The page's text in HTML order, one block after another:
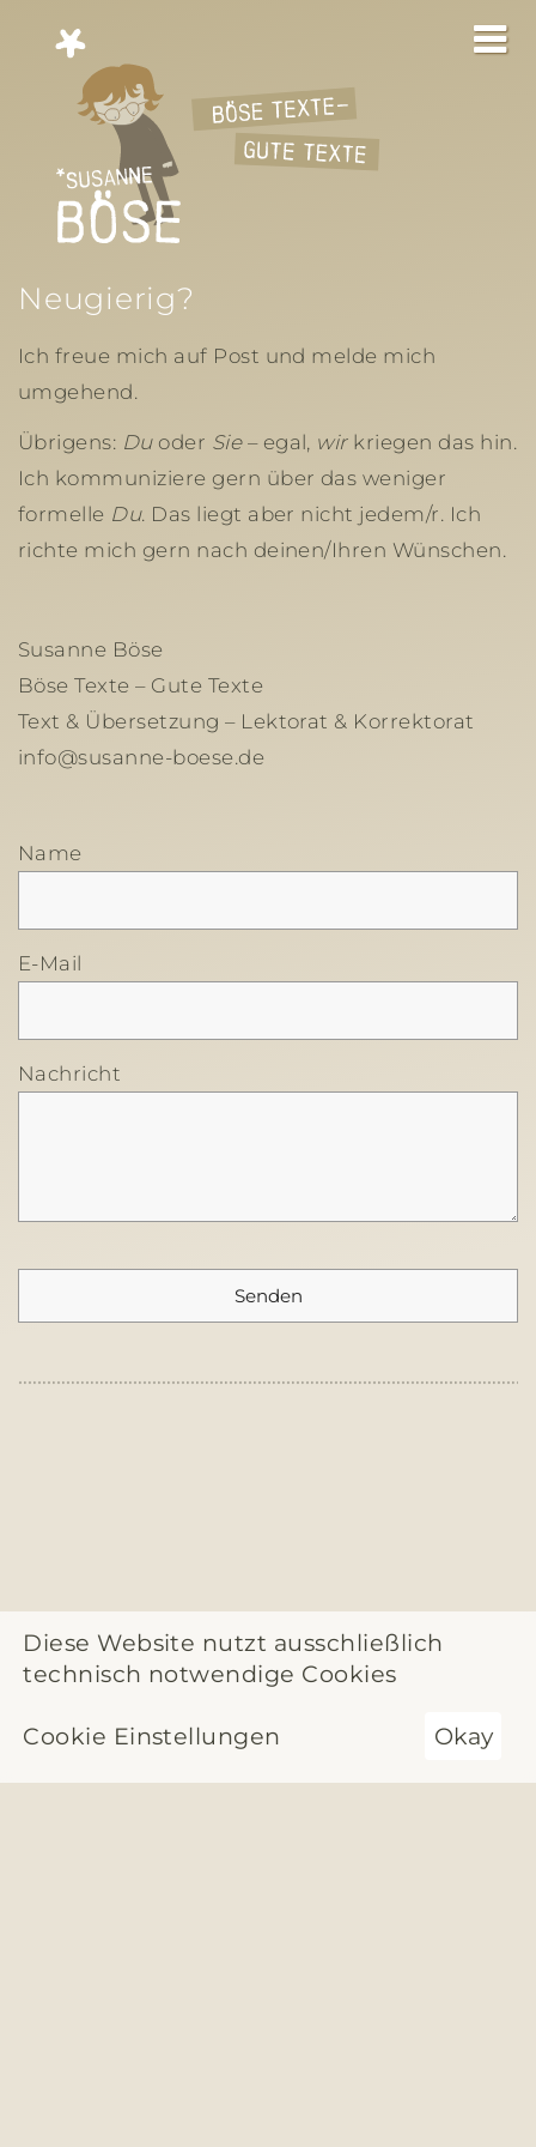
Neugierig?
Ich freue mich auf Post und melde mich
umgehend.
Übrigens: Duoder Sie– egal, wirkriegen das hin.
Ich kommuniziere gern über das weniger
formelle Du. Das liegt aber nicht jedem/r. Ich
richte mich gern nach deinen/Ihren Wünschen.
Susanne Böse
Böse Texte – Gute Texte
Text & Übersetzung – Lektorat & Korrektorat
info@susanne-boese.de
Name
E-Mail
Nachricht
Diese Website nutzt ausschließlich
technisch notwendige Cookies
Cookie Einstellungen Okay